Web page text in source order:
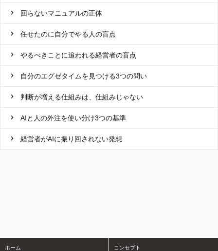
回らないマニュアルの正体
任せたのに自分でやる人の盲点
やるべきことに追われる経営者の盲点
自分のエグゼタイムを見つける3つの問い
判断が増える仕組みは、仕組みじゃない
AIと人の外注を使い分け3つの基準
経営者がAIに振り回されない発想
ホーム コンセプト